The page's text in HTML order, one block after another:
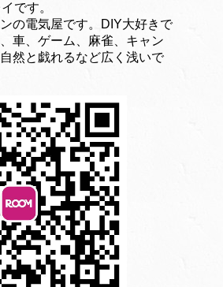
です。
の電気屋です。DIY大好きで
車、ゲーム、麻雀、キャン
然と戯れるなど広く浅いで